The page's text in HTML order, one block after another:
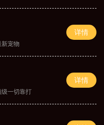
宠物
详情
级一切靠打
详情